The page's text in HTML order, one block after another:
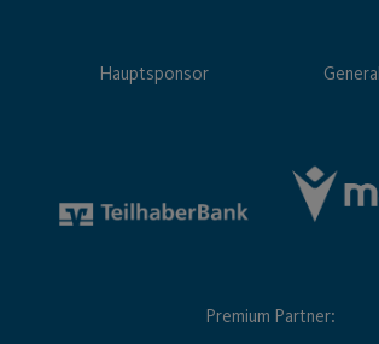
Hauptsponsor
Premium Partner: